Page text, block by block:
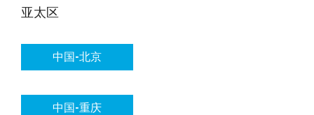
亚太区
中国-北京
中国-重庆